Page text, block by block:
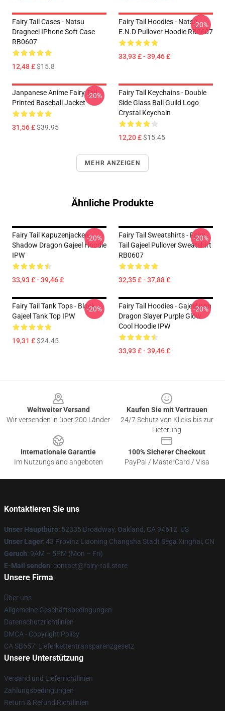
Fairy Tail Cases - Natsu
Dragneel IPhone Soft Case
RB0607
12,48 £$15.8
Fairy Tail Hoodies - Natsu
E.N.D Pullover Hoodie RB0607
33,93 £ - 39,46 £
-20%
Janpanese Anime Fairy Tail
Printed Baseball Jacket
31,56 £$39.95
-20%
Fairy Tail Keychains - Double
Side Glass Ball Guild Logo
Crystal Keychain
12,20 £$15.45
MEHR ANZEIGEN
Ähnliche Produkte
Fairy Tail Kapuzenjacken -
Shadow Dragon Gajeel Hoodie
IPW
33,93 £ - 39,46 £
-20%
Fairy Tail Sweatshirts - Fairy
Tail Gajeel Pullover Sweatshirt
RB0607
32,35 £ - 37,88 £
-20%
Fairy Tail Tank Tops - Black
Gajeel Tank Top IPW
19,31 £$24.45
-20%
Fairy Tail Hoodies - Gajeel Iron
Dragon Slayer Purple Glow
Cool Hoodie IPW
33,93 £ - 39,46 £
-20%
Weltweiter Versand
Wir versenden in über 200 Länder
Kaufen Sie mit Vertrauen
24/7 Schutz von Klicks bis zur
Lieferung
Internationale Garantie
Im Nutzungsland angeboten
100% Sicherer Checkout
PayPal / MasterCard / Visa
Kontaktieren Sie uns
Unser Hauptbüro: 52335 Broadway, Oakland, CA 94612, US
Unser Lager: 43 Provinz Liaoning Changsha Stadt Sega Xinghai, CN
Geruch: 9AM – 5PM (Mon – Fri)
E-Mail senden: contact@fairy-tail.store
Unsere Firma
Über uns
Allgemeine Geschäftsbedingungen
Datenschutzrichtlinien
DMCA - Copyright Policy
CA SB657: Lieferkettentransparenzgesetz
Unsere Unterstützung
Versand und Lieferrichtlinien
Zahlungsbedingungen
Return & Refund Richtlinien